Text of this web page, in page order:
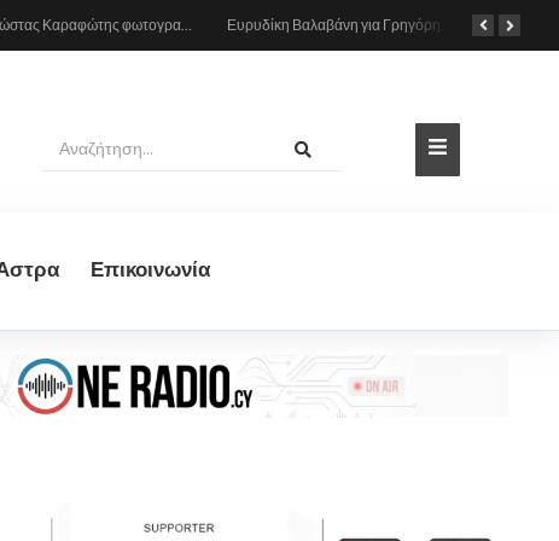
Ο Κώστας Καραφώτης φωτογραφίζεται με την κόρη του
Eπικοινωνία